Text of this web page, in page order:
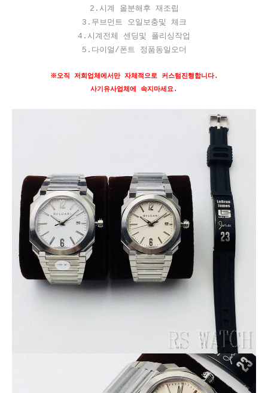
2.시계 올분해후 재조립
3.무브먼트 오일보충및 체크
4.시계전체 센딩및 폴리싱작업
5.다이얼/폰트 정품동일오더
※오직 저희업체에서만 자체적으로 커스텀진행합니다.
사기유사업체에 속지마세요.